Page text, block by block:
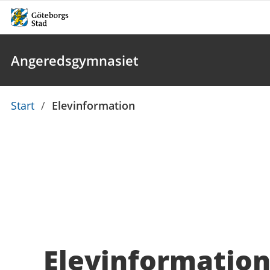
Angeredsgymnasiet
Du
Start / Elevinformation
Elevinformation